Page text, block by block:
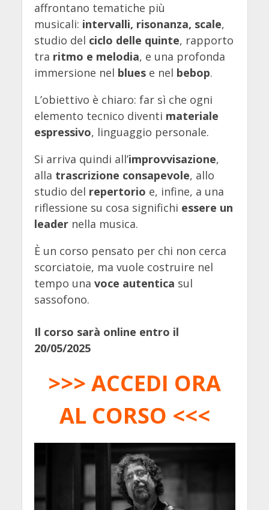
affrontano tematiche più
musicali: intervalli, risonanza, scale,
studio del ciclo delle quinte, rapporto
tra ritmo e melodia, e una profonda
immersione nel bluese nel bebop.
L’obiettivo è chiaro: far sì che ogni
elemento tecnico diventi materiale
espressivo, linguaggio personale.
Si arriva quindi all’improvvisazione,
alla trascrizione consapevole, allo
studio del repertorio e, infine, a una
riflessione su cosa significhi essere un
leadernella musica.
È un corso pensato per chi non cerca
scorciatoie, ma vuole costruire nel
tempo una voce autentica sul
sassofono.
Il corso sarà online entro il
20/05/2025
>>> ACCEDI ORA
AL CORSO <<<